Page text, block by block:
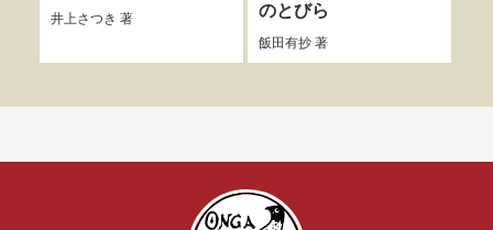
井上さつき 著
のとびら
飯田有抄著